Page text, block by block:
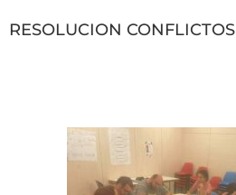
RESOLUCION CONFLICTOS